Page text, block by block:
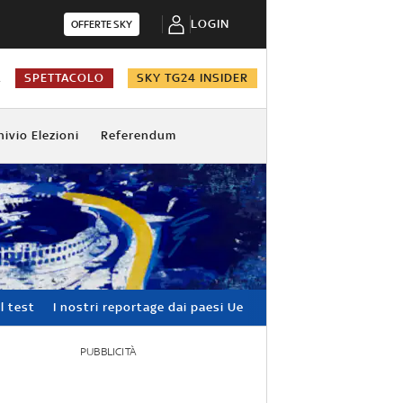
OFFERTE SKY LOGIN
SPETTACOLO SKY TG24 INSIDER
Elezioni Referendum
test I nostri reportage dai paesi Ue
PUBBLICITÀ